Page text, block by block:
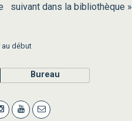
suivant dans la bibliothèque »
au début
Bureau